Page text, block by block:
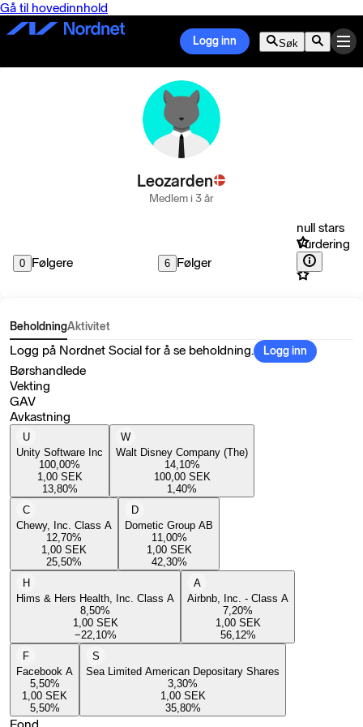
Gå til hovedinnhold
Logg inn Søk
Leozarden
Medlem i 3 år
0 Følgere 6 Følger
null stars
Vurdering
BeholdningAktivitet
Logg på Nordnet Social for å se beholdning. Logg inn
Børshandlede
Vekting
GAV
Avkastning
U
Unity Software Inc
100,00%
1,00 SEK
13,80%
W
Walt Disney Company (The)
14,10%
100,00 SEK
1,40%
C
Chewy, Inc. Class A
12,70%
1,00 SEK
25,50%
D
Dometic Group AB
11,00%
1,00 SEK
42,30%
H
Hims & Hers Health, Inc. Class A
8,50%
1,00 SEK
−22,10%
A
Airbnb, Inc. - Class A
7,20%
1,00 SEK
56,12%
F
Facebook A
5,50%
1,00 SEK
5,50%
S
Sea Limited American Depositary Shares
3,30%
1,00 SEK
35,80%